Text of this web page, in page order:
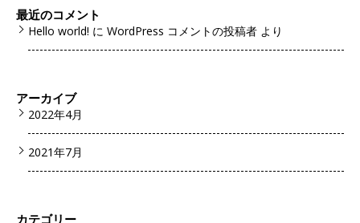
最近のコメント
Hello world! に WordPress コメントの投稿者 より
アーカイブ
2022年4月
2021年7月
カテゴリー